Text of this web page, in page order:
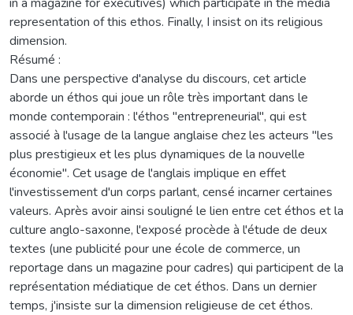
representation of this ethos. Finally, I insist on its religious
dimension.
Résumé :
Dans une perspective d'analyse du discours, cet article
aborde un éthos qui joue un rôle très important dans le
monde contemporain : l'éthos "entrepreneurial", qui est
associé à l'usage de la langue anglaise chez les acteurs "les
plus prestigieux et les plus dynamiques de la nouvelle
économie″. Cet usage de l'anglais implique en effet
l'investissement d'un corps parlant, censé incarner certaines
valeurs. Après avoir ainsi souligné le lien entre cet éthos et la
culture anglo-saxonne, l'exposé procède à l'étude de deux
textes (une publicité pour une école de commerce, un
reportage dans un magazine pour cadres) qui participent de la
représentation médiatique de cet éthos. Dans un dernier
temps, j'insiste sur la dimension religieuse de cet éthos.